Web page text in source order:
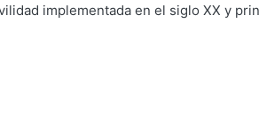
implementada en el siglo XX y